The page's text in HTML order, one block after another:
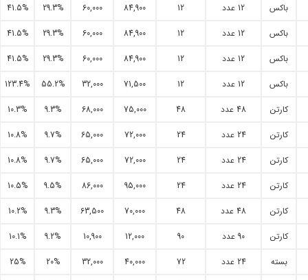
باکس
12 عدد 12
84,900
60,000
29.3%
41.5%
باکس
12 عدد 12
84,900
60,000
29.3%
41.5%
باکس
12 عدد 12
84,900
60,000
29.3%
41.5%
باکس
12 عدد 12
71,500
32,000
55.2%
123.4%
کارتن
48 عدد 48
75,000
68,000
9.3%
10.3%
کارتن
24 عدد 24
72,000
65,000
9.7%
10.8%
کارتن
24 عدد 24
72,000
65,000
9.7%
10.8%
کارتن
24 عدد 24
95,000
86,000
9.5%
10.5%
کارتن
48 عدد 48
70,000
63,500
9.3%
10.2%
کارتن
90 عدد 90
12,000
10,900
9.2%
10.1%
بسته
24 عدد 72
40,000
32,000
20%
25%